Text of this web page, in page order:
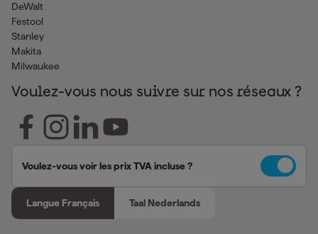
DeWalt
Festool
Stanley
Makita
Milwaukee
Voulez-vous nous suivre sur nos réseaux ?
Voulez-vous voir les prix TVA incluse ?
Langue Français Taal Nederlands